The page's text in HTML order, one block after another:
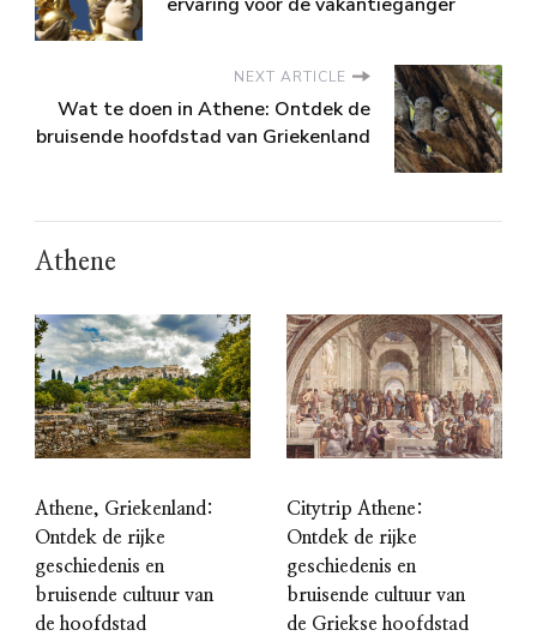
NEXT ARTICLE
Wat te doen in Athene: Ontdek de
bruisende hoofdstad van Griekenland
Athene
Athene, Griekenland:
Ontdek de rijke
geschiedenis en
bruisende cultuur van
de hoofdstad
Citytrip Athene:
Ontdek de rijke
geschiedenis en
bruisende cultuur van
de Griekse hoofdstad